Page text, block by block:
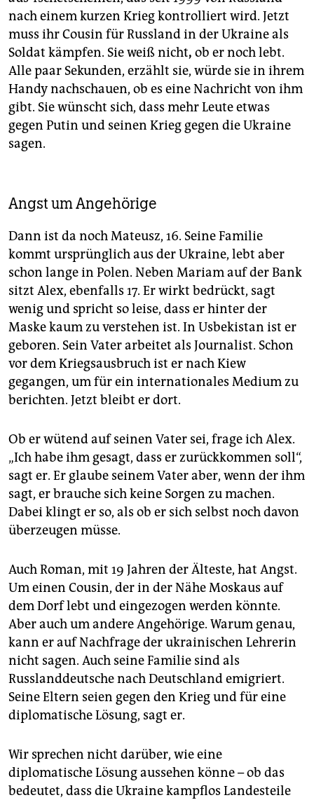
nach einem kurzen Krieg kontrolliert wird. Jetzt
muss ihr Cousin für Russland in der Ukraine als
Soldat kämpfen. Sie weiß nicht, ob er noch lebt.
Alle paar Sekunden, erzählt sie, würde sie in ihrem
Handy nachschauen, ob es eine Nachricht von ihm
gibt. Sie wünscht sich, dass mehr Leute etwas
gegen Putin und seinen Krieg gegen die Ukraine
sagen.
Angst um Angehörige
Dann ist da noch Mateusz, 16. Seine Familie
kommt ursprünglich aus der Ukraine, lebt aber
schon lange in Polen. Neben Mariam auf der Bank
sitzt Alex, ebenfalls 17. Er wirkt bedrückt, sagt
wenig und spricht so leise, dass er hinter der
Maske kaum zu verstehen ist. In Usbekistan ist er
geboren. Sein Vater arbeitet als Journalist. Schon
vor dem Kriegsausbruch ist er nach Kiew
gegangen, um für ein internationales Medium zu
berichten. Jetzt bleibt er dort.
Ob er wütend auf seinen Vater sei, frage ich Alex.
„Ich habe ihm gesagt, dass er zurückkommen soll“,
sagt er. Er glaube seinem Vater aber, wenn der ihm
sagt, er brauche sich keine Sorgen zu machen.
Dabei klingt er so, als ob er sich selbst noch davon
überzeugen müsse.
Auch Roman, mit 19 Jahren der Älteste, hat Angst.
Um einen Cousin, der in der Nähe Moskaus auf
dem Dorf lebt und eingezogen werden könnte.
Aber auch um andere Angehörige. Warum genau,
kann er auf Nachfrage der ukrainischen Lehrerin
nicht sagen. Auch seine Familie sind als
Russlanddeutsche nach Deutschland emigriert.
Seine Eltern seien gegen den Krieg und für eine
diplomatische Lösung, sagt er.
Wir sprechen nicht darüber, wie eine
diplomatische Lösung aussehen könne – ob das
bedeutet, dass die Ukraine kampflos Landesteile